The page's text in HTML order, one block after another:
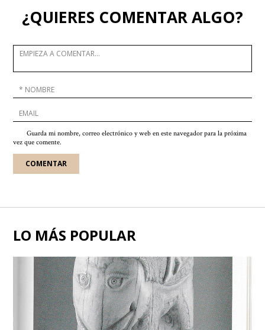
¿QUIERES COMENTAR ALGO?
Guarda mi nombre, correo electrónico y web en este navegador para la próxima
vez que comente.
LO MÁS POPULAR